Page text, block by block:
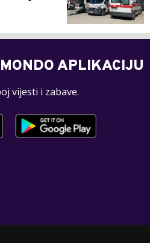
APLIKACIJU
vijesti i zabave.